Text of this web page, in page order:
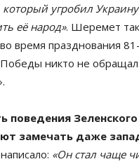
угробил
её народ». Шеремет
время празднования
никто не обращал
поведения Зеленского
замечать даже
«Он стал чаще